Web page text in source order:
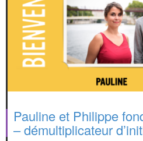
Pauline et Philippe
– démultiplicateur